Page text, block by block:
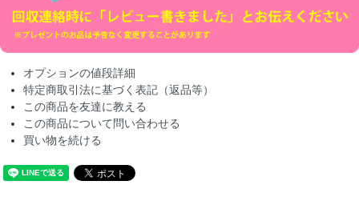
オプションの値段詳細
特定商取引法に基づく表記（返品等）
この商品を友達に教える
この商品について問い合わせる
買い物を続ける